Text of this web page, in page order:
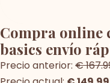
Compra online
basics envío
Precio anterior: €